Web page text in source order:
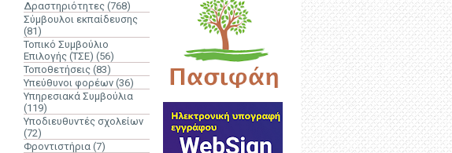
Δραστηριότητες (768)
Σύμβουλοι εκπαίδευσης
(81)
Τοπικό Συμβούλιο
Επιλογής (ΤΣΕ) (56)
Τοποθετήσεις (83)
Υπεύθυνοι φορέων (36)
Υπηρεσιακά Συμβούλια
(119)
Υποδιευθυντές σχολείων
(72)
Φροντιστήρια (7)